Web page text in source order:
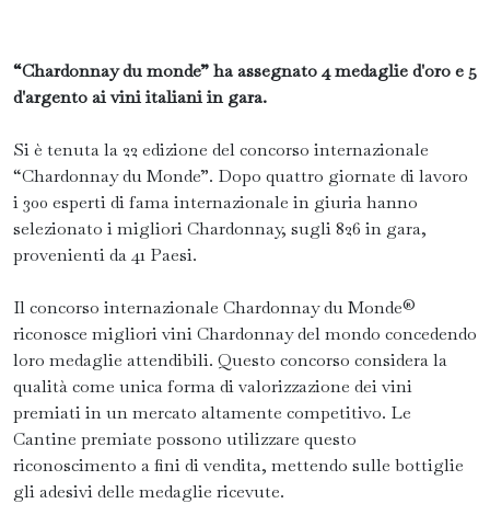
“Chardonnay du monde” ha assegnato 4 medaglie d'oro e 5
d'argento ai vini italiani in gara.
Si è tenuta la 22 edizione del concorso internazionale
“Chardonnay du Monde”. Dopo quattro giornate di lavoro
i 300 esperti di fama internazionale in giuria hanno
selezionato i migliori Chardonnay, sugli 826 in gara,
provenienti da 41 Paesi.
Il concorso internazionale Chardonnay du Monde®
riconosce migliori vini Chardonnay del mondo concedendo
loro medaglie attendibili. Questo concorso considera la
qualità come unica forma di valorizzazione dei vini
premiati in un mercato altamente competitivo. Le
Cantine premiate possono utilizzare questo
riconoscimento a fini di vendita, mettendo sulle bottiglie
gli adesivi delle medaglie ricevute.